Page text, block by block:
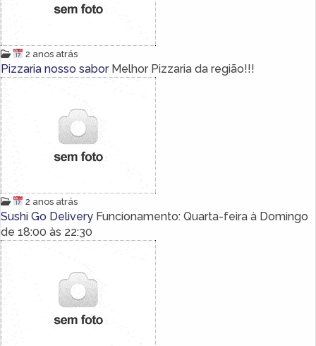
2 anos atrás
Pizzaria nosso sabor Melhor Pizzaria da região!!!
2 anos atrás
Sushi Go Delivery Funcionamento: Quarta-feira à Domingo
de 18:00 às 22:30